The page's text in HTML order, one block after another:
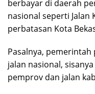
berbayar di daerah
nasional seperti Jalan
perbatasan Kota
Pasalnya,
jalan nasional,
pemprov dan jalan